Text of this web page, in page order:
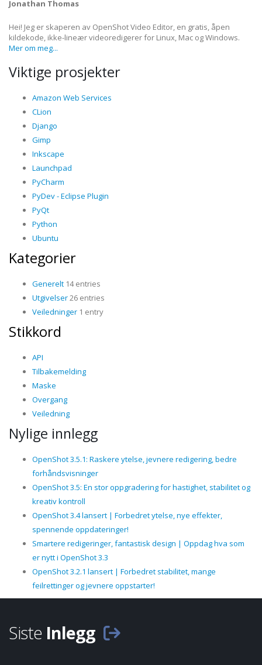
Jonathan Thomas
Hei! Jeg er skaperen av OpenShot Video Editor, en gratis, åpen
kildekode, ikke-lineær videoredigerer for Linux, Mac og Windows.
Mer om meg...
Viktige prosjekter
Amazon Web Services
CLion
Django
Gimp
Inkscape
Launchpad
PyCharm
PyDev - Eclipse Plugin
PyQt
Python
Ubuntu
Kategorier
Generelt 14 entries
Utgivelser26 entries
Veiledninger 1 entry
Stikkord
API
Tilbakemelding
Maske
Overgang
Veiledning
Nylige innlegg
OpenShot 3.5.1: Raskere ytelse, jevnere redigering, bedre
forhåndsvisninger
OpenShot 3.5: En stor oppgradering for hastighet, stabilitet og
kreativ kontroll
OpenShot 3.4 lansert | Forbedret ytelse, nye effekter,
spennende oppdateringer!
Smartere redigeringer, fantastisk design | Oppdag hva som
er nytt i OpenShot 3.3
OpenShot 3.2.1 lansert | Forbedret stabilitet, mange
feilrettinger og jevnere oppstarter!
Siste Inlegg